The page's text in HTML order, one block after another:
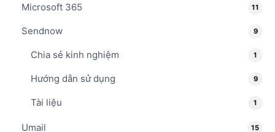
Microsoft 365 11
Sendnow 9
Chia sẻ kinh nghiệm 1
Hướng dẫn sử dụng 9
Tài liệu 1
Umail 15